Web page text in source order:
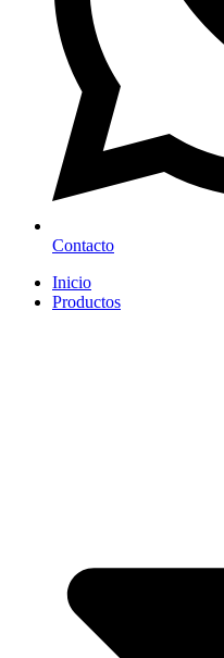
Contacto
Inicio
Productos